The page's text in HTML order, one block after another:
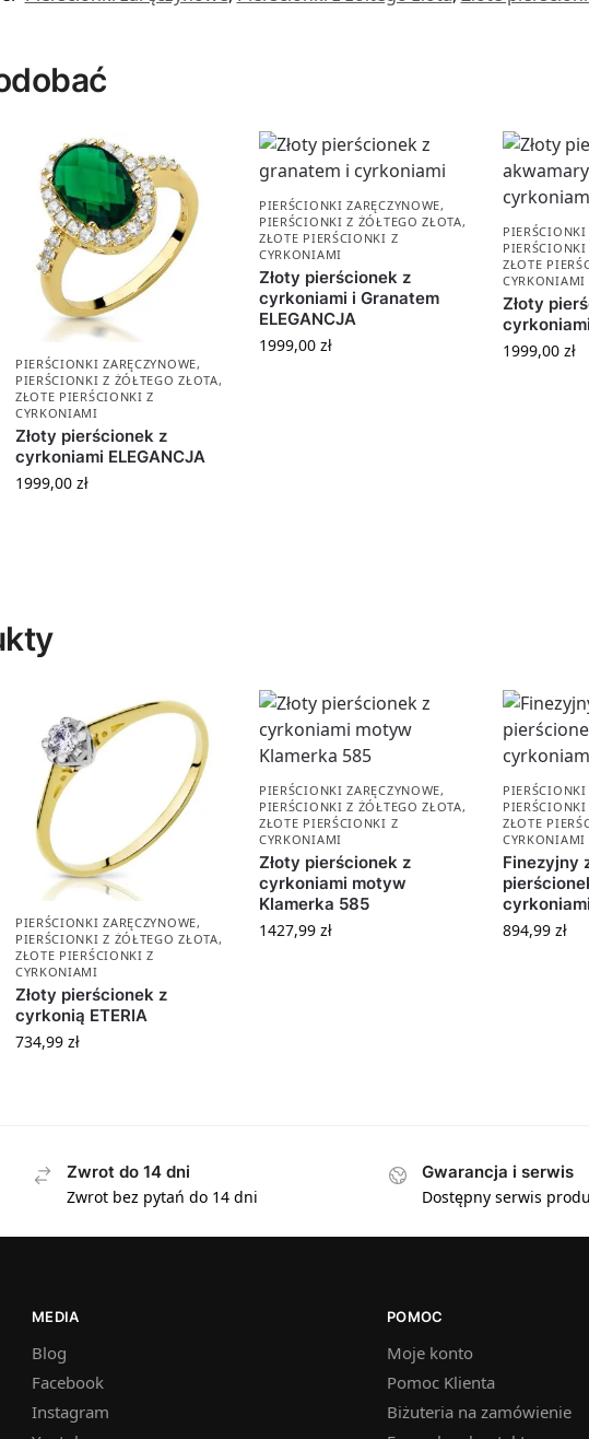
PIERŚCIONKI ZARĘCZYNOWE,
PIERŚCIONKI Z ŻÓŁTEGO ZŁOTA,
ZŁOTE PIERŚCIONKI Z
CYRKONIAMI
Złoty pierścionek z
cyrkoniami ELEGANCJA
1999,00 zł
PIERŚCIONKI ZARĘCZYNOWE,
PIERŚCIONKI Z ŻÓŁTEGO ZŁOTA,
ZŁOTE PIERŚCIONKI Z
CYRKONIAMI
Złoty pierścionek z
cyrkoniami i Granatem
ELEGANCJA
1999,00 zł
PIERŚCIONKI
ZŁOTE
CYRKONIAMI
Złoty
1999,00 zł
PIERŚCIONKI ZARĘCZYNOWE,
PIERŚCIONKI Z ŻÓŁTEGO ZŁOTA,
ZŁOTE PIERŚCIONKI Z
CYRKONIAMI
Złoty pierścionek z
cyrkonią ETERIA
734,99 zł
PIERŚCIONKI ZARĘCZYNOWE,
PIERŚCIONKI Z ŻÓŁTEGO ZŁOTA,
ZŁOTE PIERŚCIONKI Z
CYRKONIAMI
Złoty pierścionek z
cyrkoniami motyw
Klamerka 585
1427,99 zł
PIERŚCIONKI
ZŁOTE
CYRKONIAMI
Finezyjny
cyrkoniami
894,99 zł
Zwrot do 14 dni
Zwrot bez pytań do 14 dni
Gwarancja i serwis
Dostępny serwis
MEDIA
Blog
Facebook
Instagram
POMOC
Moje konto
Pomoc Klienta
Biżuteria na zamówienie